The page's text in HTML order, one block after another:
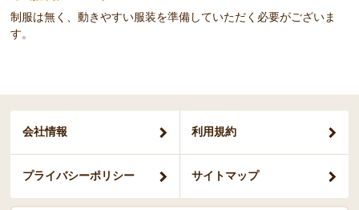
制服は無く、動きやすい服装を準備していただく必要がございま
す。
会社情報 利用規約
プライバシーポリシー サイトマップ